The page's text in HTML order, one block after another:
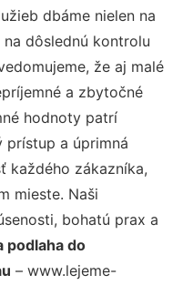
dbáme nielen na
dôslednú kontrolu
že aj malé
a zbytočné
hodnoty patrí
a úprimná
každého zákazníka,
mieste. Naši
bohatú prax a
podlaha do
– www.lejeme-